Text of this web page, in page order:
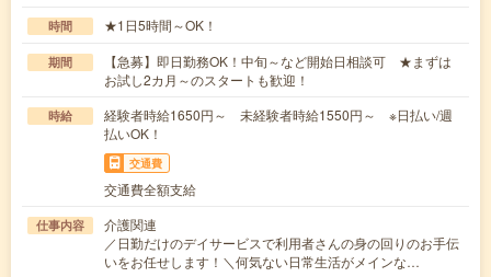
時間 ★1日5時間～OK！
期間
【急募】即日勤務OK！中旬～など開始日相談可 ★まずは
お試し2カ月～のスタートも歓迎！
時給
経験者時給1650円～ 未経験者時給1550円～ ※日払い/週
払いOK！
交通費
交通費全額支給
仕事内容
介護関連
／日勤だけのデイサービスで利用者さんの身の回りのお手伝
いをお任せします！＼何気ない日常生活がメインな…